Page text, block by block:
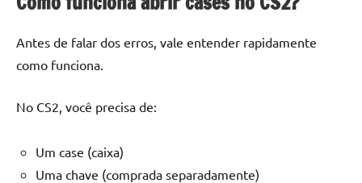
Antes de falar dos erros, vale entender rapidamente
como funciona.
No CS2, você precisa de:
Um case (caixa)
Uma chave (comprada separadamente)